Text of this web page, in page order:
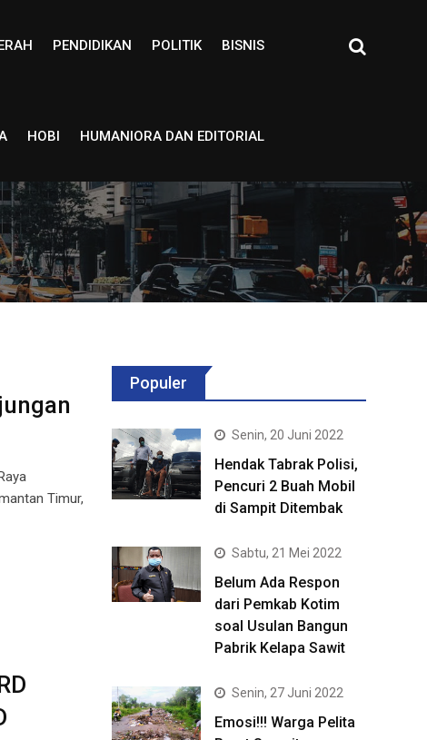
PENDIDIKAN POLITIK BISNIS
HOBI HUMANIORA DAN EDITORIAL
Timur,
Populer
Senin, 20 Juni 2022
Hendak Tabrak Polisi,
Pencuri 2 Buah Mobil
di Sampit Ditembak
Sabtu, 21 Mei 2022
Belum Ada Respon
dari Pemkab Kotim
soal Usulan Bangun
Pabrik Kelapa Sawit
Senin, 27 Juni 2022
Emosi!!! Warga Pelita